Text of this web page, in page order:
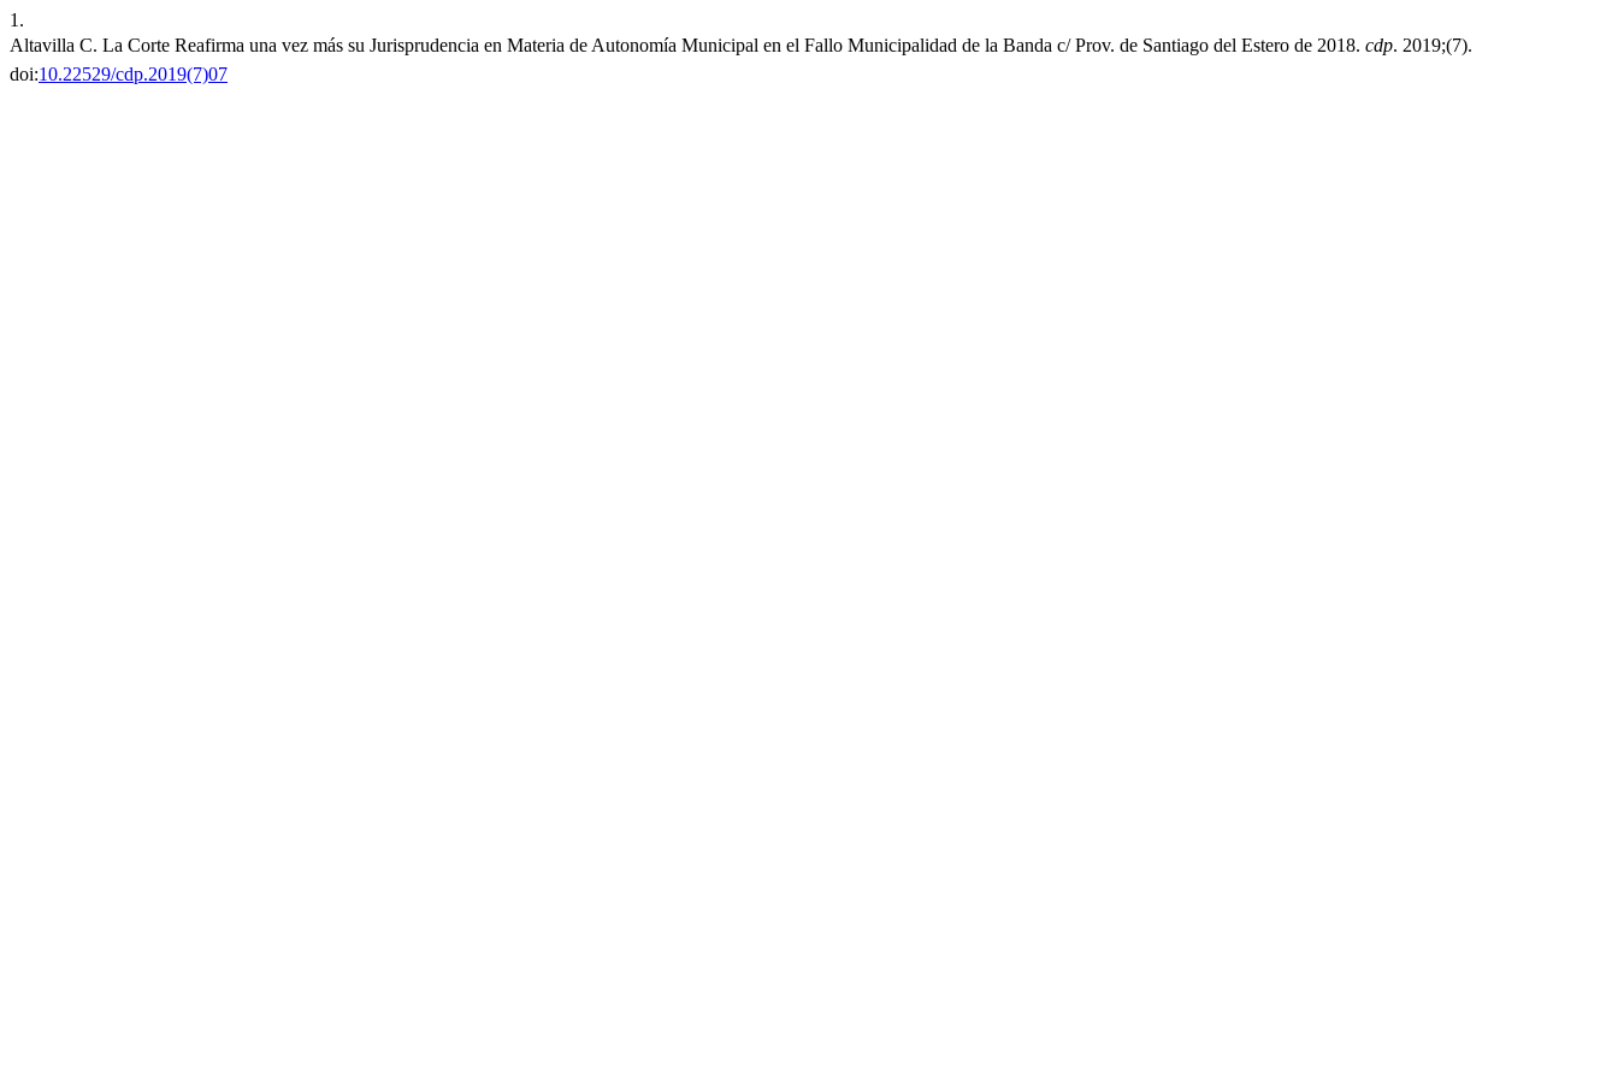
1.
Altavilla C. La Corte Reafirma una vez más su Jurisprudencia en Materia de Autonomía Municipal en el Fallo Municipalidad de la Banda c/ Prov. de Santiago del Estero de 2018. cdp. 2019;(7).
doi:10.22529/cdp.2019(7)07